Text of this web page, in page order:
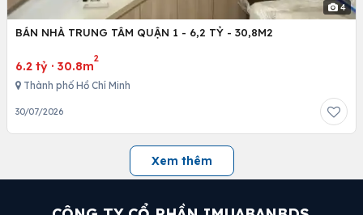
4
BÁN NHÀ TRUNG TÂM QUẬN 1 - 6,2 TỶ - 30,8M2
6.2 tỷ · 30.8m
2
Thành phố Hồ Chí Minh
30/07/2026
Xem thêm